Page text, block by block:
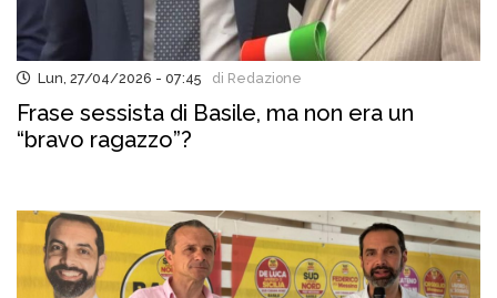
Lun, 27/04/2026 - 07:45 di Redazione
Frase sessista di Basile, ma non era un
“bravo ragazzo”?